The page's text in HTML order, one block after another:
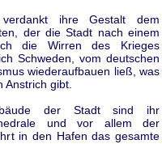
ihre Gestalt dem
der die Stadt nach einem
die Wirren des Krieges
Schweden, vom deutschen
wiederaufbauen ließ, was
Anstrich gibt.
der Stadt sind ihr
und vor allem der
in den Hafen das gesamte